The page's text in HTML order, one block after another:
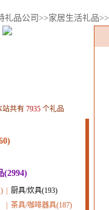
礼品公司 >>家居生活礼品>>
站共有 7935 个礼品
(2994)
厨具/炊具(193)
茶具/咖啡器具(187)